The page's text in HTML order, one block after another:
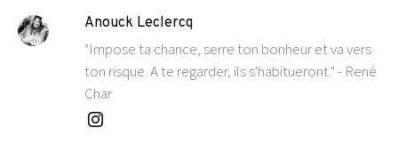
Anouck Leclercq
"Impose ta chance, serre ton bonheur et va vers
ton risque. A te regarder, ils s'habitueront." - René
Char